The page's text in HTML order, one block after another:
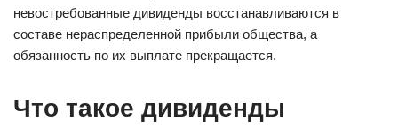
невостребованные дивиденды восстанавливаются в
составе нераспределенной прибыли общества, а
обязанность по их выплате прекращается.
Что такое дивиденды